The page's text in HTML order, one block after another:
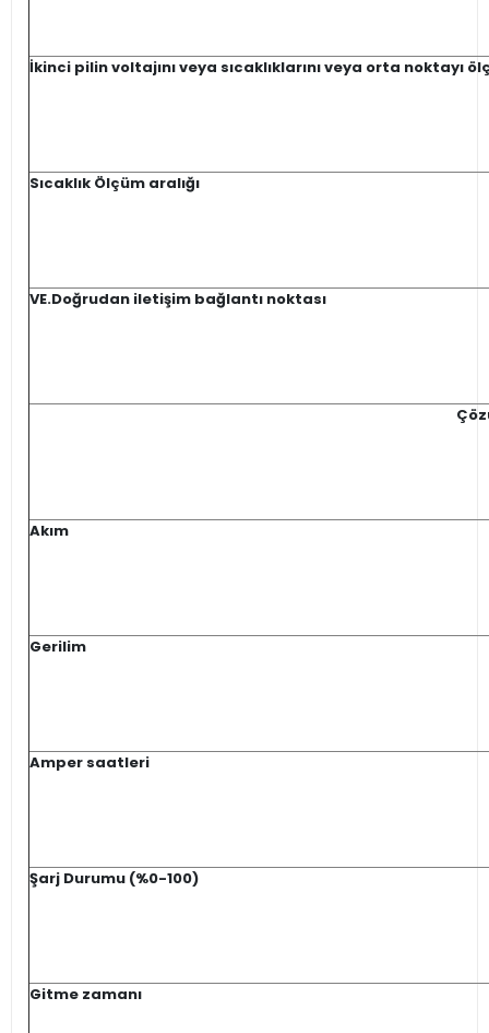
İkinci pilin voltajını veya sıcaklıklarını veya orta noktayı
Sıcaklık Ölçüm aralığı
VE.Doğrudan iletişim bağlantı noktası
Akım
Gerilim
Amper saatleri
Şarj Durumu (%0-100)
Gitme zamanı